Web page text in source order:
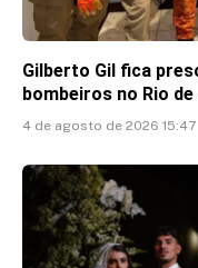
Gilberto Gil fica
bombeiros no Rio
4 de agosto de 2026 15:47